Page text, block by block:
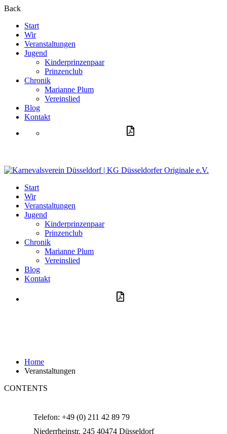
Back
Start
Wir
Veranstaltungen
Jugend
Kinderprinzenpaar
Prinzenclub
Chronik
Marianne Plum
Vereinslied
Blog
Kontakt
Start
Wir
Veranstaltungen
Jugend
Kinderprinzenpaar
Prinzenclub
Chronik
Marianne Plum
Vereinslied
Blog
Kontakt
Home
Veranstaltungen
CONTENTS
Telefon: +49 (0) 211 42 89 79
Niederrheinstr. 245 40474 Düsseldorf